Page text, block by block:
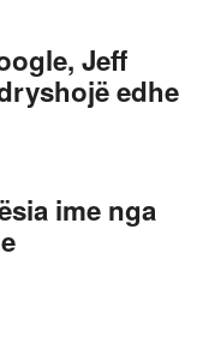
Jeff
edhe
ime nga